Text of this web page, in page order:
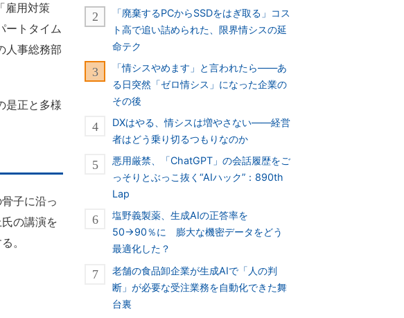
雇用対策
ートタイム
人事総務部
是正と多様
子に沿っ
の講演を
。
「廃棄するPCからSSDをはぎ取る」コス
ト高で追い詰められた、限界情シスの延
命テク
「情シスやめます」と言われたら――あ
る日突然「ゼロ情シス」になった企業の
その後
DXはやる、情シスは増やさない――経営
者はどう乗り切るつもりなのか
悪用厳禁、「ChatGPT」の会話履歴をご
っそりとぶっこ抜く“AIハック”：890th
Lap
塩野義製薬、生成AIの正答率を
50→90％に 膨大な機密データをどう
最適化した？
老舗の食品卸企業が生成AIで「人の判
断」が必要な受注業務を自動化できた舞
台裏